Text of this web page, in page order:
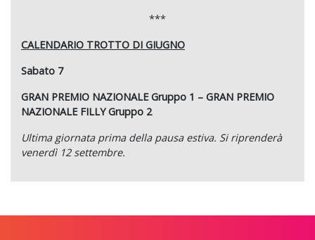
***
CALENDARIO TROTTO DI GIUGNO
Sabato 7
GRAN PREMIO NAZIONALE Gruppo 1 – GRAN PREMIO
NAZIONALE FILLY Gruppo 2
Ultima giornata prima della pausa estiva. Si riprenderà
venerdì 12 settembre.